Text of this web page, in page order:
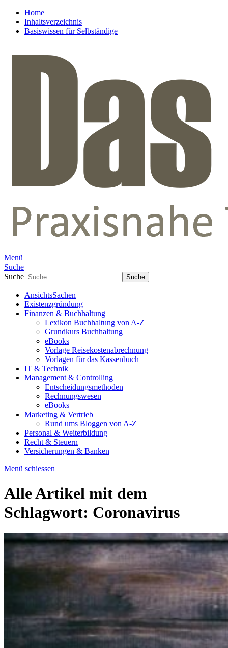
Home
Inhaltsverzeichnis
Basiswissen für Selbständige
Menü
Suche
Suche
AnsichtsSachen
Existenzgründung
Finanzen & Buchhaltung
Lexikon Buchhaltung von A-Z
Grundkurs Buchhaltung
eBooks
Vorlage Reisekostenabrechnung
Vorlagen für das Kassenbuch
IT & Technik
Management & Controlling
Entscheidungsmethoden
Rechnungswesen
eBooks
Marketing & Vertrieb
Rund ums Bloggen von A-Z
Personal & Weiterbildung
Recht & Steuern
Versicherungen & Banken
Menü schiessen
Alle Artikel mit dem
Schlagwort: Coronavirus